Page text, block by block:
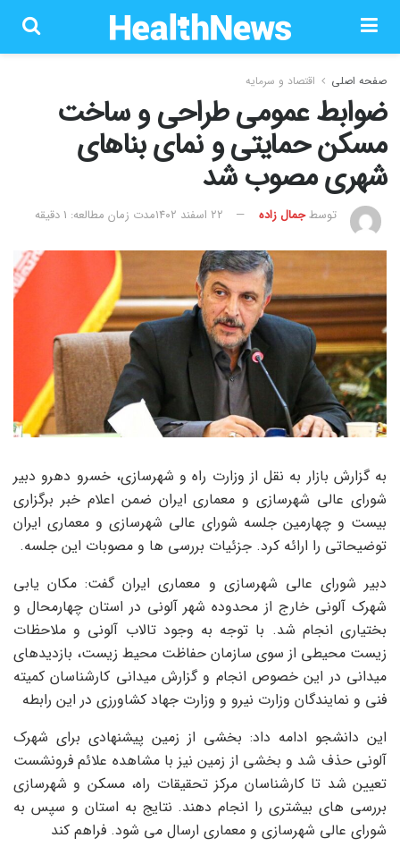
صفحه اصلی اقتصاد و سرمایه
ضوابط عمومی طراحی و ساخت
مسکن حمایتی و نمای بناهای
شهری مصوب شد
توسطجمال زاده ۲۲ اسفند ۱۴۰۲ مدت زمان مطالعه: 1 دقیقه
به گزارش بازار به نقل از وزارت راه و شهرسازی، خسرو دهرو دبیر
شورای عالی شهرسازی و معماری ایران ضمن اعلام خبر برگزاری
بیست و چهارمین جلسه شورای عالی شهرسازی و معماری ایران
توضیحاتی را ارائه کرد. جزئیات بررسی ها و مصوبات این جلسه.
دبیر شورای عالی شهرسازی و معماری ایران گفت: مکان یابی
شهرک آلونی خارج از محدوده شهر آلونی در استان چهارمحال و
بختیاری انجام شد. با توجه به وجود تالاب آلونی و ملاحظات
زیست محیطی از سوی سازمان حفاظت محیط زیست، بازدیدهای
میدانی در این خصوص انجام و گزارش میدانی کارشناسان کمیته
فنی و نمایندگان وزارت نیرو و وزارت جهاد کشاورزی در این رابطه
این دانشجو ادامه داد: بخشی از زمین پیشنهادی برای شهرک
آلونی حذف شد و بخشی از زمین نیز با مشاهده علائم فرونشست
تعیین شد تا کارشناسان مرکز تحقیقات راه، مسکن و شهرسازی
بررسی های بیشتری را انجام دهند. نتایج به استان و سپس به
شورای عالی شهرسازی و معماری ارسال می شود. فراهم کند